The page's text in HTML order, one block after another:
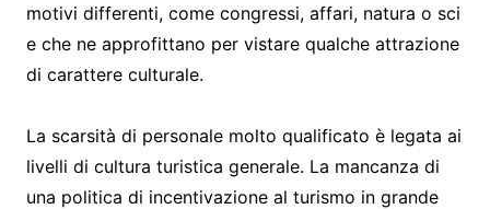
motivi differenti, come congressi, affari, natura o sci
e che ne approfittano per vistare qualche attrazione
di carattere culturale.
La scarsità di personale molto qualificato è legata ai
livelli di cultura turistica generale. La mancanza di
una politica di incentivazione al turismo in grande